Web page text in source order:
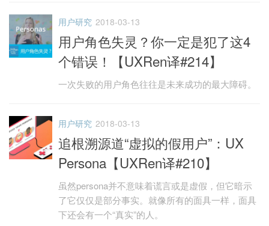
用户研究 2018-03-13
用户角色失灵？你一定是犯了这4
个错误！【UXRen译#214】
一次失败的用户角色往往是未来成功的最大障碍。
用户研究 2018-03-13
追根溯源道“虚拟的假用户”：UX
Persona【UXRen译#210】
虽然persona并不意味着谎言或是虚假，但它暗示
了它仅仅是部分事实。就像所有的面具一样，面具
下还会有一个“真实”的人。